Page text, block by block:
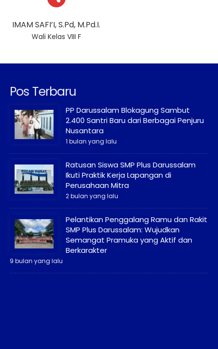
IMAM SAFI’I, S.Pd, M.Pd.I.
Wali Kelas VIII F
Pos Terbaru
PP Darussalam Blokagung Sambut
2.400 Santri Baru dari Berbagai Penjuru
Nusantara
1 bulan yang lalu
Ratusan Siswa SMP Plus Darussalam
Ikuti Praktik Kerja Lapangan di
Perusahaan Mitra
2 bulan yang lalu
Pelantikan Penggalang Ramu dan Rakit
SMP Plus Darussalam: Wujudkan
Semangat Pramuka yang Aktif dan
Berkarakter
9 bulan yang lalu